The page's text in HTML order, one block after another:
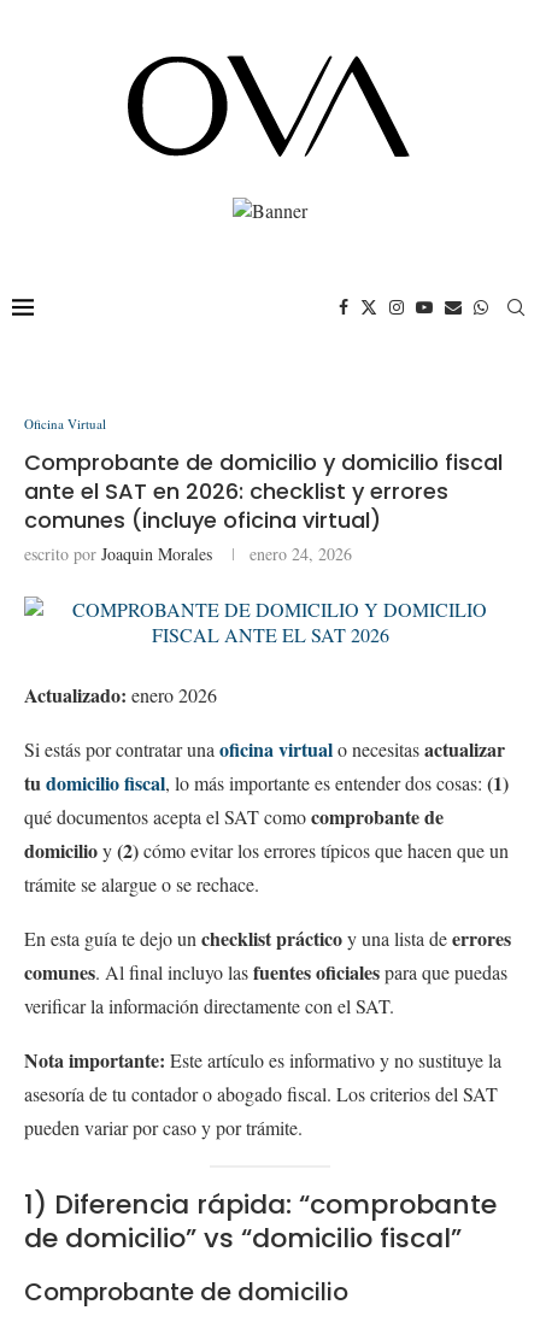
Oficina Virtual
Comprobante de domicilio y domicilio fiscal
ante el SAT en 2026: checklist y errores
comunes (incluye oficina virtual)
escrito por Joaquin Morales enero 24, 2026
Actualizado: enero 2026
Si estás por contratar una oficina virtualo necesitasactualizar
tudomicilio fiscal, lo más importante es entender dos cosas: (1)
qué documentos acepta el SAT comocomprobante de
domicilioy(2)cómo evitar los errores típicos que hacen que un
trámite se alargue o se rechace.
En esta guía te dejo un checklist prácticoy una lista deerrores
comunes. Al final incluyo lasfuentes oficialespara que puedas
verificar la información directamente con el SAT.
Nota importante: Este artículo es informativo y no sustituye la
asesoría de tu contador o abogado fiscal. Los criterios del SAT
pueden variar por caso y por trámite.
1) Diferencia rápida: “comprobante
de domicilio” vs “domicilio fiscal”
Comprobante de domicilio